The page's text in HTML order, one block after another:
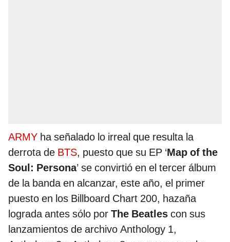
ARMY ha señalado lo irreal que resulta la
derrota de BTS, puesto que su EP ‘Map of the
Soul: Persona’ se convirtió en el tercer álbum
de la banda en alcanzar, este año, el primer
puesto en los Billboard Chart 200, hazaña
lograda antes sólo por The Beatles con sus
lanzamientos de archivo Anthology 1,